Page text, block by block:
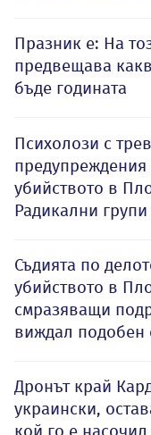
Празник е: На
предвещава
бъде годината
Психолози с
предупреждения
убийството в
Радикални
Съдията по
убийството в
смразяващи
виждал подобен
Дронът край
украински,
кой го е